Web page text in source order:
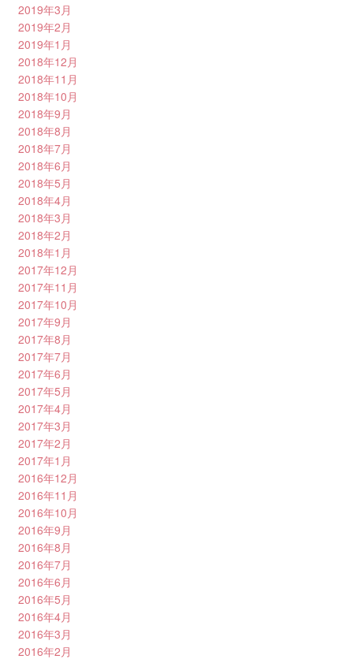
2019年3月
2019年2月
2019年1月
2018年12月
2018年11月
2018年10月
2018年9月
2018年8月
2018年7月
2018年6月
2018年5月
2018年4月
2018年3月
2018年2月
2018年1月
2017年12月
2017年11月
2017年10月
2017年9月
2017年8月
2017年7月
2017年6月
2017年5月
2017年4月
2017年3月
2017年2月
2017年1月
2016年12月
2016年11月
2016年10月
2016年9月
2016年8月
2016年7月
2016年6月
2016年5月
2016年4月
2016年3月
2016年2月